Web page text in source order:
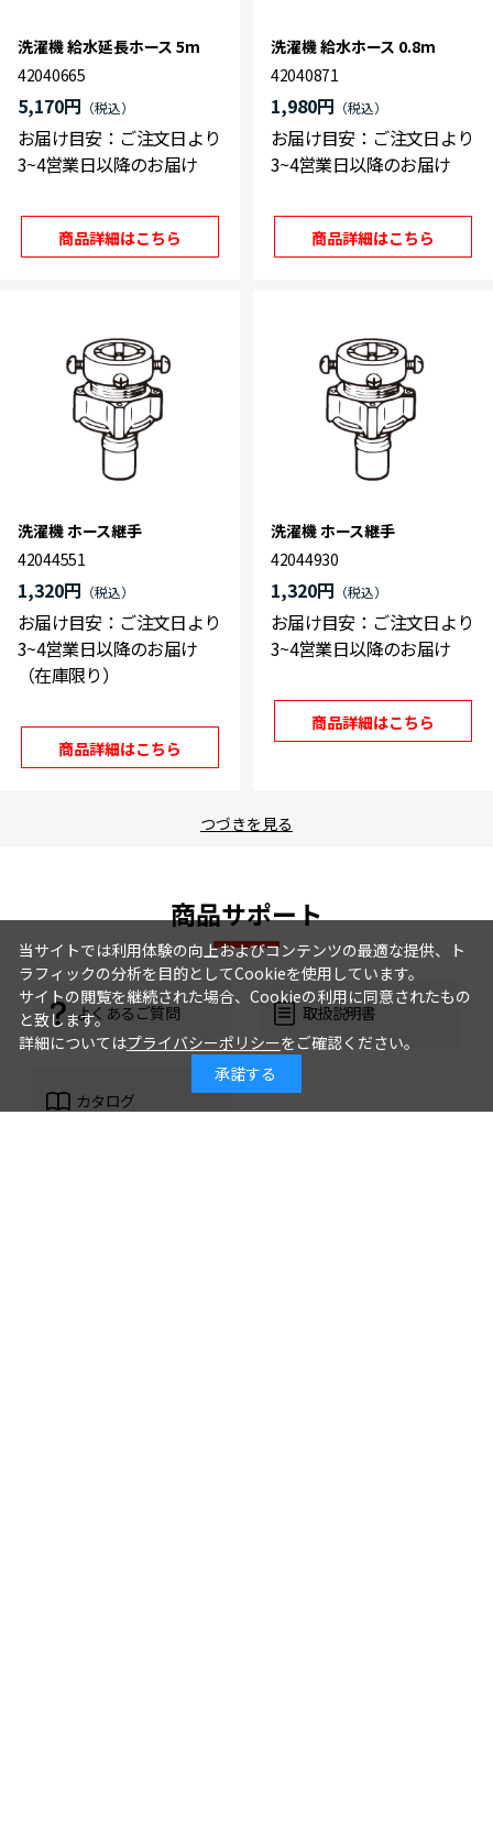
洗濯機 給水延長ホース 5m
42040665
5,170円
お届け目安：ご注文日より
3~4営業日以降のお届け
商品詳細はこちら
洗濯機 給水ホース 0.8m
42040871
1,980円
お届け目安：ご注文日より
3~4営業日以降のお届け
商品詳細はこちら
洗濯機 ホース継手
42044551
1,320円
お届け目安：ご注文日より
3~4営業日以降のお届け
（在庫限り）
商品詳細はこちら
洗濯機 ホース継手
42044930
1,320円
お届け目安：ご注文日より
3~4営業日以降のお届け
商品詳細はこちら
つづきを見る
商品サポート
よくあるご質問 取扱説明書
カタログ
当サイトでは利用体験の向上およびコンテンツの最適な提供、ト
ラフィックの分析を目的としてCookieを使用しています。
サイトの閲覧を継続された場合、Cookieの利用に同意されたもの
と致します。
詳細についてはプライバシーポリシーをご確認ください。
承諾する